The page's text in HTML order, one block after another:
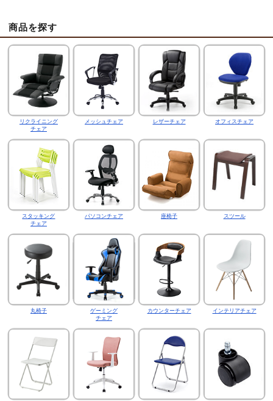
商品を探す
リクライニング
チェア
メッシュチェア レザーチェア オフィスチェア
スタッキング
チェア
パソコンチェア 座椅子 スツール
丸椅子
ゲーミング
チェア
カウンターチェア インテリアチェア